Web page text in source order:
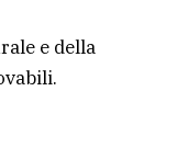
e della